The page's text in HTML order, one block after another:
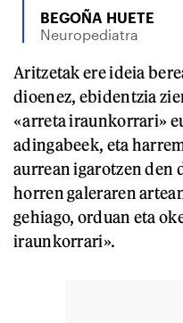
BEGOÑA HUETE
Neuropediatra
Aritzetak ere ideia
dioenez, ebidentzia
«arreta iraunkorrari»
adingabeek, eta
aurrean igarotzen den
horren galeraren
gehiago, orduan eta
iraunkorrari».